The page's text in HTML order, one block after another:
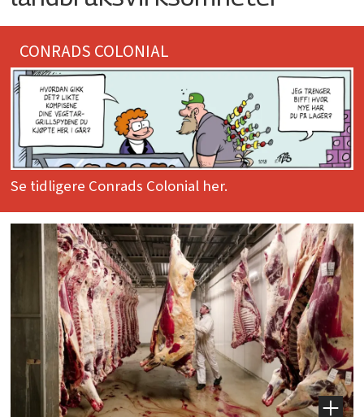
CONRADS COLONIAL
Se tidligere Conrads Colonial her.